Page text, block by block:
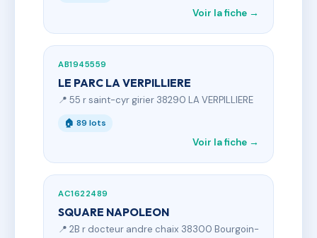
Voir la fiche →
AB1945559
LE PARC LA VERPILLIERE
📍 55 r saint-cyr girier 38290 LA VERPILLIERE
🏠 89 lots
Voir la fiche →
AC1622489
SQUARE NAPOLEON
📍 2B r docteur andre chaix 38300 Bourgoin-